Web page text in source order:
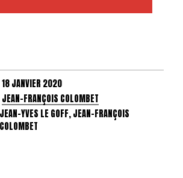
18 JANVIER 2020
JEAN-FRANÇOIS COLOMBET
JEAN-YVES LE GOFF, JEAN-FRANÇOIS
COLOMBET